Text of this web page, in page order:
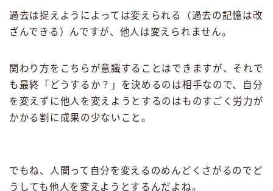
過去は捉えようによっては変えられる（過去の記憶は改
ざんできる）んですが、他人は変えられません。
関わり方をこちらが意識することはできますが、それで
も最終「どうするか？」を決めるのは相手なので、自分
を変えずに他人を変えようとするのはものすごく労力が
かかる割に成果の少ないこと。
でもね、人間って自分を変えるのめんどくさがるのでど
うしても他人を変えようとするんだよね。